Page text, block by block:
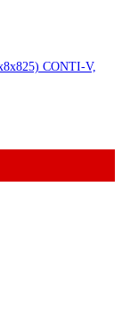
CONTI-V,